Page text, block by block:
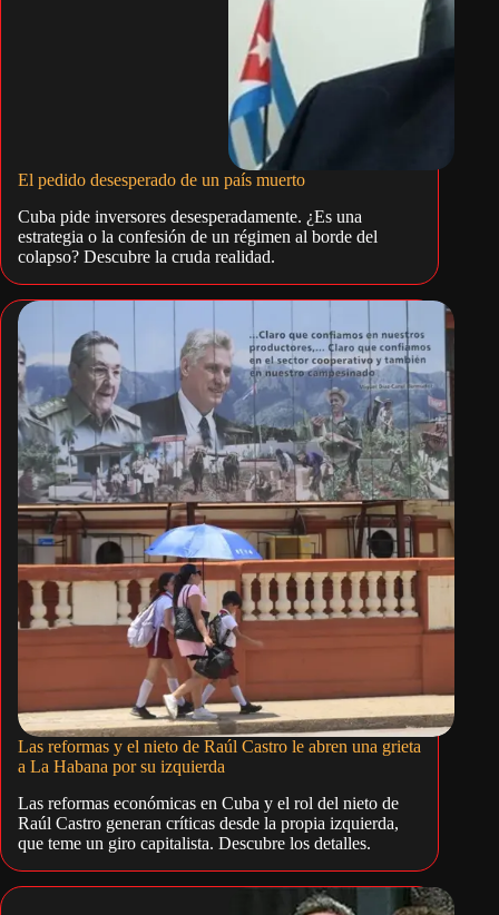
El pedido desesperado de un país muerto
Cuba pide inversores desesperadamente. ¿Es una
estrategia o la confesión de un régimen al borde del
colapso? Descubre la cruda realidad.
Las reformas y el nieto de Raúl Castro le abren una grieta
a La Habana por su izquierda
Las reformas económicas en Cuba y el rol del nieto de
Raúl Castro generan críticas desde la propia izquierda,
que teme un giro capitalista. Descubre los detalles.